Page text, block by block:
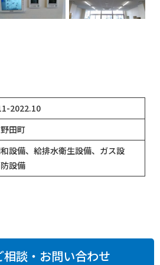
2022.10
田町
設備、給排水衛生設備、ガス設
設備
相談・お問い合わせ